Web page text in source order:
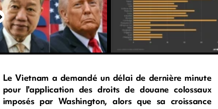
Le Vietnam a demandé un délai de dernière minute
pour l'application des droits de douane colossaux
imposés par Washington, alors que sa croissance